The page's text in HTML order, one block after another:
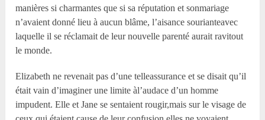
manières si charmantes que si sa réputation et sonmariage
n’avaient donné lieu à aucun blâme, l’aisance sourianteavec
laquelle il se réclamait de leur nouvelle parenté aurait ravitout
le monde.
Elizabeth ne revenait pas d’une telleassurance et se disait qu’il
était vain d’imaginer une limite àl’audace d’un homme
impudent. Elle et Jane se sentaient rougir,mais sur le visage de